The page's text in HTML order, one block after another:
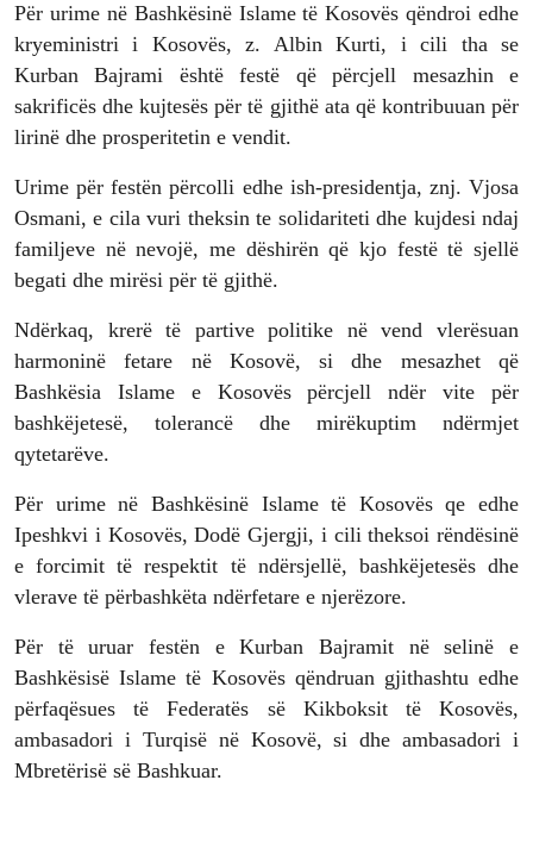
Për urime në Bashkësinë Islame të Kosovës qëndroi edhe
kryeministri i Kosovës, z. Albin Kurti, i cili tha se
Kurban Bajrami është festë që përcjell mesazhin e
sakrificës dhe kujtesës për të gjithë ata që kontribuuan për
lirinë dhe prosperitetin e vendit.
Urime për festën përcolli edhe ish-presidentja, znj. Vjosa
Osmani, e cila vuri theksin te solidariteti dhe kujdesi ndaj
familjeve në nevojë, me dëshirën që kjo festë të sjellë
begati dhe mirësi për të gjithë.
Ndërkaq, krerë të partive politike në vend vlerësuan
harmoninë fetare në Kosovë, si dhe mesazhet që
Bashkësia Islame e Kosovës përcjell ndër vite për
bashkëjetesë, tolerancë dhe mirëkuptim ndërmjet
qytetarëve.
Për urime në Bashkësinë Islame të Kosovës qe edhe
Ipeshkvi i Kosovës, Dodë Gjergji, i cili theksoi rëndësinë
e forcimit të respektit të ndërsjellë, bashkëjetesës dhe
vlerave të përbashkëta ndërfetare e njerëzore.
Për të uruar festën e Kurban Bajramit në selinë e
Bashkësisë Islame të Kosovës qëndruan gjithashtu edhe
përfaqësues të Federatës së Kikboksit të Kosovës,
ambasadori i Turqisë në Kosovë, si dhe ambasadori i
Mbretërisë së Bashkuar.